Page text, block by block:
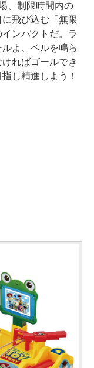
、制限時間内の
飛び込む「無限
ンパクトだ。ラ
よ、ベルを鳴ら
ればゴールでき
し精進しよう！